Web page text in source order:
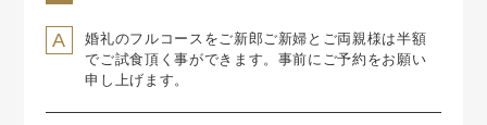
婚礼のフルコースをご新郎ご新婦とご両親様は半額
でご試食頂く事ができます。 事前にご予約をお願い
申し上げます。